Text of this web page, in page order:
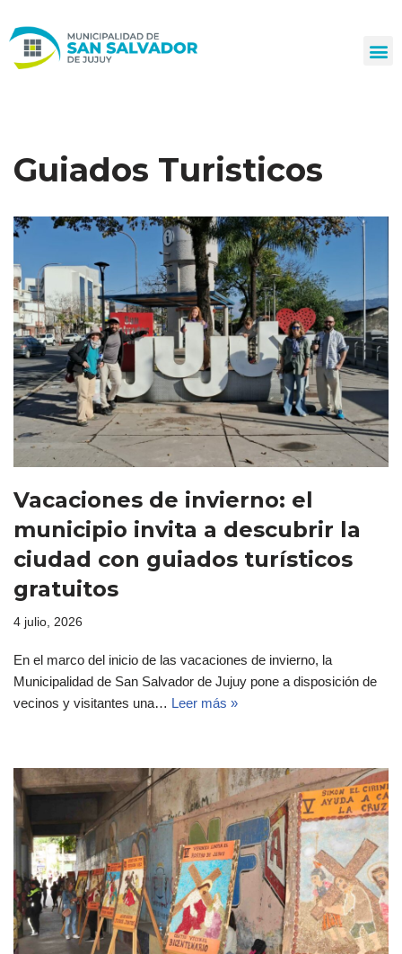
al
Guiados Turisticos
Vacaciones de invierno: el
municipio invita a descubrir la
ciudad con guiados turísticos
gratuitos
4 julio, 2026
En el marco del inicio de las vacaciones de invierno, la
Municipalidad de San Salvador de Jujuy pone a disposición de
vecinos y visitantes una… Leer más »